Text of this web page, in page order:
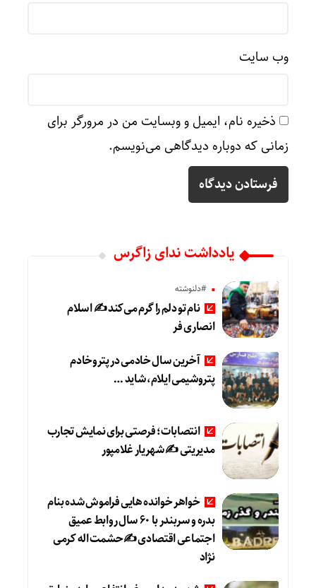
وب‌ سایت
ذخیره نام، ایمیل و وبسایت من در مرورگر برای
زمانی که دوباره دیدگاهی می‌نویسم.
یادداشت ندای زاگرس
#دلنوشته
نام تو دلم را گرم می‌کند ✍️ اسلام
انصاری فر
آخرین سال خادمی در پتروخادم
پتروشیمی ایلام، شاید …
انتصابات؛ فرصتی برای نمایش تجارب
مدیریتی ✍ شهریار غلامپور
خواهر خوانده هایی فراموش شده بنام
بدره و سربندر با ۶۰ سال روابط عمیق
اجتماعی اقتصادی ✍حشمت اله کرمی
نژاد